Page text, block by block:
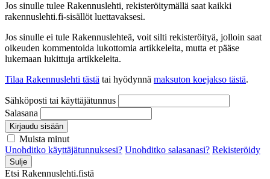
Jos sinulle tulee Rakennuslehti, rekisteröitymällä saat kaikki
rakennuslehti.fi-sisällöt luettavaksesi.
Jos sinulle ei tule Rakennuslehteä, voit silti rekisteröityä, jolloin saat
oikeuden kommentoida lukottomia artikkeleita, mutta et pääse
lukemaan lukittuja artikkeleita.
Tilaa Rakennuslehti tästä tai hyödynnä maksuton koejakso tästä.
Sähköposti tai käyttäjätunnus
Salasana
Kirjaudu sisään
Muista minut
Unohditko käyttäjätunnuksesi? Unohditko salasanasi? Rekisteröidy
Sulje
Etsi Rakennuslehti.fistä